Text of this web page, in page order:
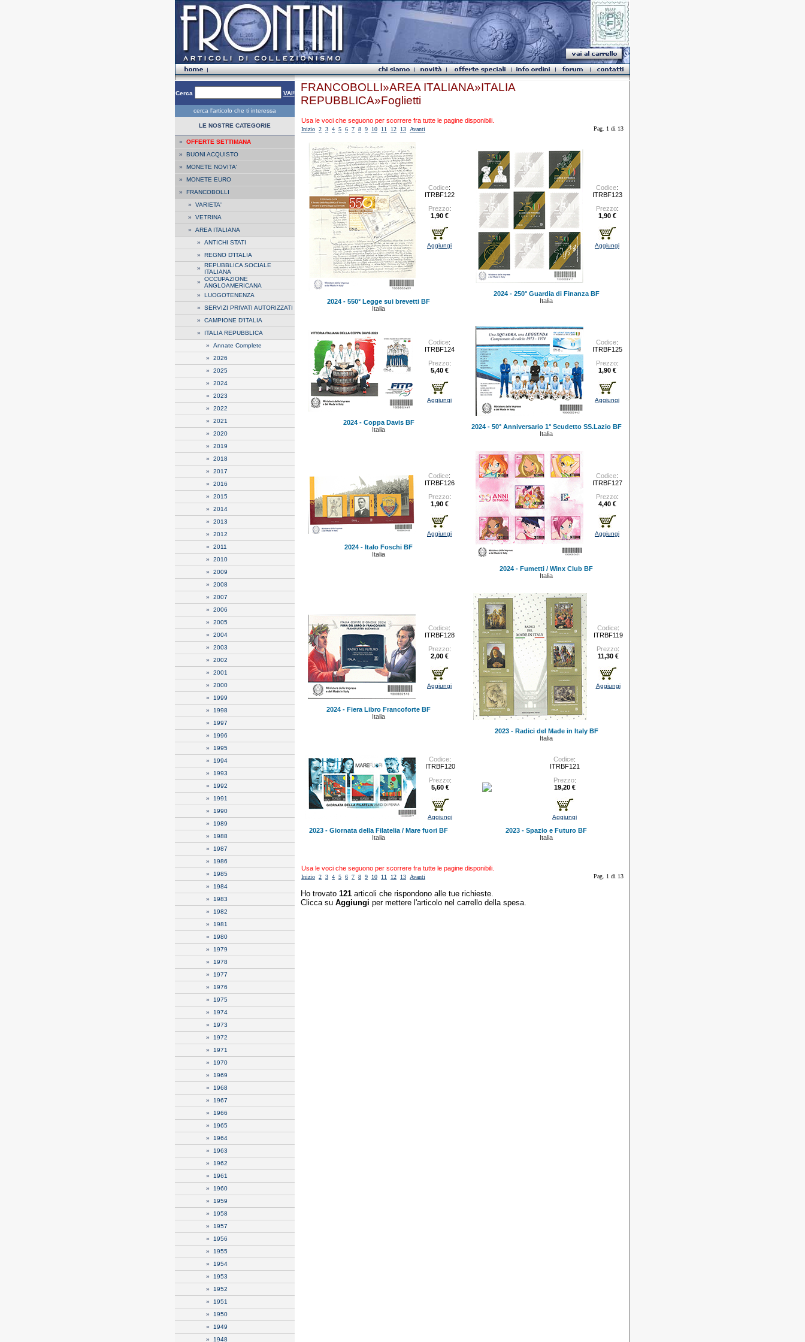
Cerca VAI!
cerca l'articolo che ti interessa
LE NOSTRE CATEGORIE
» OFFERTE SETTIMANA
» BUONI ACQUISTO
» MONETE NOVITA'
» MONETE EURO
» FRANCOBOLLI
» VARIETA'
» VETRINA
» AREA ITALIANA
» ANTICHI STATI
» REGNO D'ITALIA
» REPUBBLICA SOCIALE
ITALIANA
» OCCUPAZIONE
ANGLOAMERICANA
» LUOGOTENENZA
» SERVIZI PRIVATI AUTORIZZATI
» CAMPIONE D'ITALIA
» ITALIA REPUBBLICA
» Annate Complete
» 2026
» 2025
» 2024
» 2023
» 2022
» 2021
» 2020
» 2019
» 2018
» 2017
» 2016
» 2015
» 2014
» 2013
» 2012
» 2011
» 2010
» 2009
» 2008
» 2007
» 2006
» 2005
» 2004
» 2003
» 2002
» 2001
» 2000
» 1999
» 1998
» 1997
» 1996
» 1995
» 1994
» 1993
» 1992
» 1991
» 1990
» 1989
» 1988
» 1987
» 1986
» 1985
» 1984
» 1983
» 1982
» 1981
» 1980
» 1979
» 1978
» 1977
» 1976
» 1975
» 1974
» 1973
» 1972
» 1971
» 1970
» 1969
» 1968
» 1967
» 1966
» 1965
» 1964
» 1963
» 1962
» 1961
» 1960
» 1959
» 1958
» 1957
» 1956
» 1955
» 1954
» 1953
» 1952
» 1951
» 1950
» 1949
» 1948
FRANCOBOLLI»AREA ITALIANA»ITALIA
REPUBBLICA»Foglietti
Usa le voci che seguono per scorrere fra tutte le pagine disponibili.
Inizio 2 3 4 5 6 7 8 9 10 11 12 13 Avanti Pag. 1 di 13
Codice:
ITRBF122
Prezzo:
1,90 €
Aggiungi
2024 - 550° Legge sui brevetti BF
Italia
Codice:
ITRBF123
Prezzo:
1,90 €
Aggiungi
2024 - 250° Guardia di Finanza BF
Italia
Codice:
ITRBF124
Prezzo:
5,40 €
Aggiungi
2024 - Coppa Davis BF
Italia
Codice:
ITRBF125
Prezzo:
1,90 €
Aggiungi
2024 - 50° Anniversario 1° Scudetto SS.Lazio BF
Italia
Codice:
ITRBF126
Prezzo:
1,90 €
Aggiungi
2024 - Italo Foschi BF
Italia
Codice:
ITRBF127
Prezzo:
4,40 €
Aggiungi
2024 - Fumetti / Winx Club BF
Italia
Codice:
ITRBF128
Prezzo:
2,00 €
Aggiungi
2024 - Fiera Libro Francoforte BF
Italia
Codice:
ITRBF119
Prezzo:
11,30 €
Aggiungi
2023 - Radici del Made in Italy BF
Italia
Codice:
ITRBF120
Prezzo:
5,60 €
Aggiungi
2023 - Giornata della Filatelia / Mare fuori BF
Italia
Codice:
ITRBF121
Prezzo:
19,20 €
Aggiungi
2023 - Spazio e Futuro BF
Italia
Usa le voci che seguono per scorrere fra tutte le pagine disponibili.
Inizio 2 3 4 5 6 7 8 9 10 11 12 13 Avanti Pag. 1 di 13
Ho trovato 121 articoli che rispondono alle tue richieste.
Clicca su Aggiungi per mettere l'articolo nel carrello della spesa.